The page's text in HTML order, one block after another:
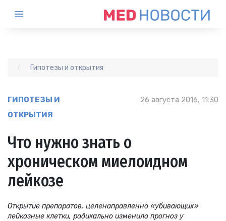
Гипотезы и открытия
ГИПОТЕЗЫ И
ОТКРЫТИЯ
26 августа 2016, 11:30
Что нужно знать о
хроническом миелоидном
лейкозе
Открытие препаратов, целенаправленно «убивающих»
лейкозные клетки, радикально изменило прогноз у